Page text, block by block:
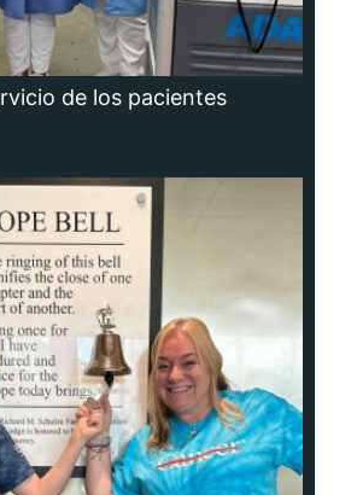
de los pacientes